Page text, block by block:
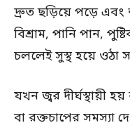
দ্রুত ছড়িয়ে পড়ে এবং
বিশ্রাম, পানি পান,
চললেই সুস্থ হয়ে ওঠা
যখন জ্বর দীর্ঘস্থায়ী
বা রক্তচাপের সমস্যা